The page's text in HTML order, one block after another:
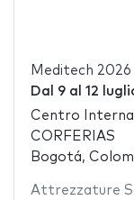
Meditech 2026
Dal 9al 12
Centro
CORFERIAS
Bogotá,
Attrezzature